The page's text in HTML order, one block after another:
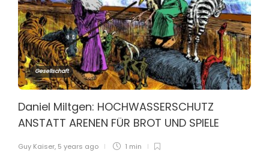
Gesellschaft
Daniel Miltgen: HOCHWASSERSCHUTZ
ANSTATT ARENEN FÜR BROT UND SPIELE
Guy Kaiser, 5 years ago 1 min